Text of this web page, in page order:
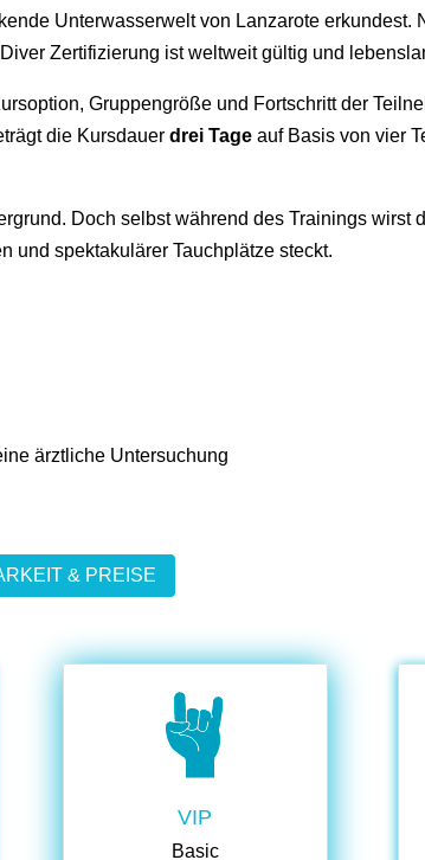
Unterwasserwelt von Lanzarote erkundest.
Zertifizierung ist weltweit gültig und
Gruppengröße und Fortschritt der
die Kursdauerdrei Tage auf Basis von vier
Doch selbst während des Trainings wirst
und spektakulärer Tauchplätze steckt.
ärztliche Untersuchung
& PREISE
VIP
Basic